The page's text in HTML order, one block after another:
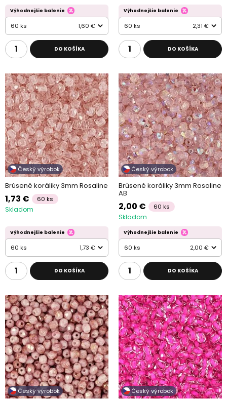
Výhodnejšie balenie
60 ks 1,60 €
DO KOŠÍKA
Výhodnejšie balenie
60 ks 2,31 €
DO KOŠÍKA
Český výrobok
Brúsené koráliky 3mm Rosaline
1,73 € 60 ks
Skladom
Výhodnejšie balenie
60 ks 1,73 €
DO KOŠÍKA
Český výrobok
Brúsené koráliky 3mm Rosaline
AB
2,00 € 60 ks
Skladom
Výhodnejšie balenie
60 ks 2,00 €
DO KOŠÍKA
Český výrobok Český výrobok